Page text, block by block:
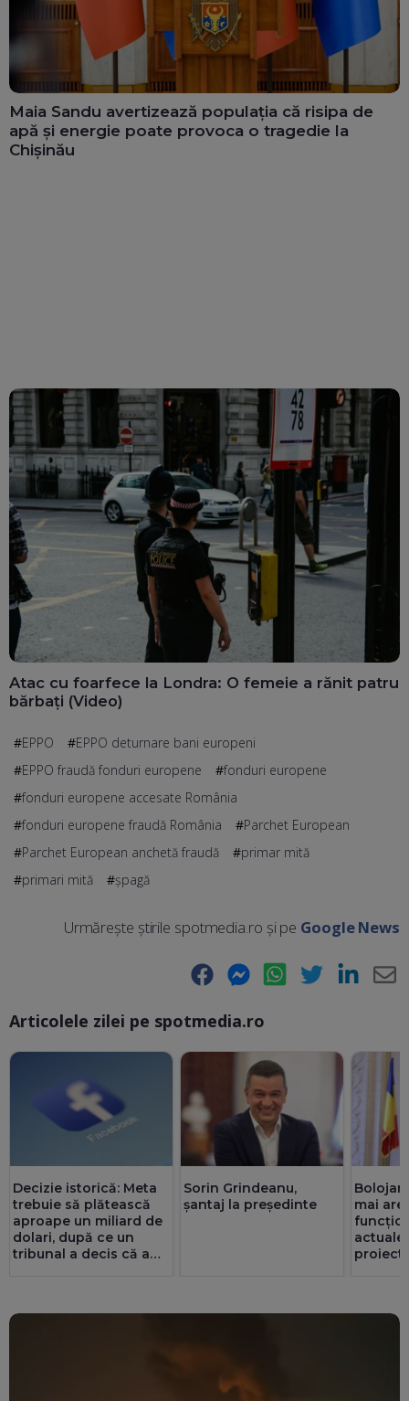
Maia Sandu avertizează populația că risipa de
apă și energie poate provoca o tragedie la
Chișinău
Atac cu foarfece la Londra: O femeie a rănit patru
bărbați (Video)
EPPO
EPPO deturnare bani europeni
EPPO fraudă fonduri europene
fonduri europene
fonduri europene accesate România
fonduri europene fraudă România
Parchet European
Parchet European anchetă fraudă
primar mită
primari mită
șpagă
Urmărește știrile spotmedia.ro și pe Google News
Facebook Messenger WhatsApp Twitter LinkedIn
Articolele zilei pe spotmedia.ro
Decizie istorică: Meta
trebuie să plătească
aproape un miliard de
dolari, după ce un
tribunal a decis că a
Sorin Grindeanu,
șantaj la președinte
mai are
proiect